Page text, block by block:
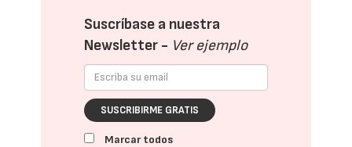
Suscríbase a nuestra
Newsletter - Ver ejemplo
SUSCRIBIRME GRATIS
Marcar todos